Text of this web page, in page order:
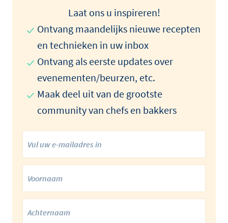
Laat ons u inspireren!
Ontvang maandelijks nieuwe recepten
en technieken in uw inbox
Ontvang als eerste updates over
evenementen/beurzen, etc.
Maak deel uit van de grootste
community van chefs en bakkers